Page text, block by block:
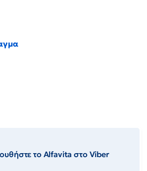
το Αlfavita στο Viber